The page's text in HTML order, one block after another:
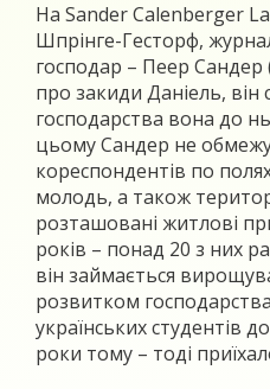
На Sander Calenberger
Шпрінге-Гесторф,
господар – Пеер
про закиди Даніель, він
господарства вона до
цьому Сандер не
кореспондентів по
молодь, а також
розташовані житлові
років – понад 20 з них
він займається
розвитком
українських студентів
роки тому – тоді